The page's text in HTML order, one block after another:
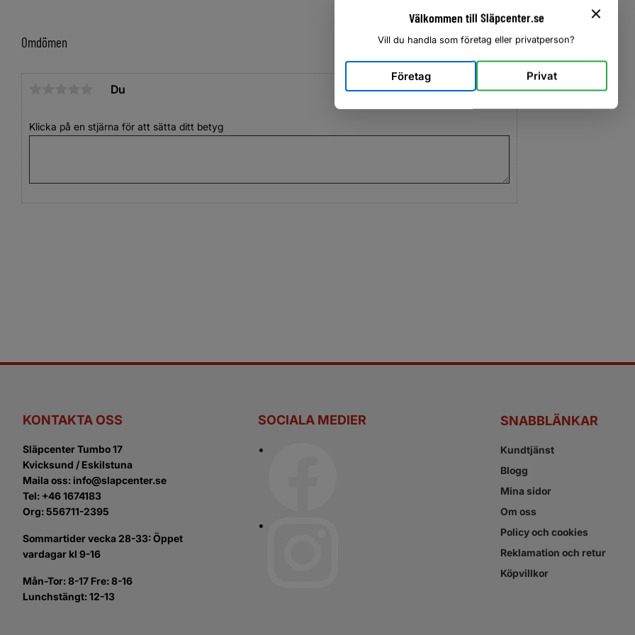
Omdömen
Du
Klicka på en stjärna för att sätta ditt betyg
KONTAKTA OSS
Släpcenter Tumbo 17
Kvicksund / Eskilstuna
Maila oss: info@slapcenter.se
Tel: +46 1674183
Org: 556711-2395
Sommartider vecka 28-33: Öppet
vardagar kl 9-16
Mån-Tor: 8-17 Fre: 8-16
Lunchstängt: 12-13
SOCIALA MEDIER SNABBLÄNKAR
Kundtjänst
Blogg
Mina sidor
Om oss
Policy och cookies
Reklamation och retur
Köpvillkor
Välkommen till Släpcenter.se
Vill du handla som företag eller privatperson?
Företag Privat